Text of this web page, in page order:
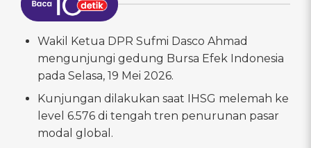
Wakil Ketua DPR Sufmi Dasco Ahmad
mengunjungi gedung Bursa Efek Indonesia
pada Selasa, 19 Mei 2026.
Kunjungan dilakukan saat IHSG melemah ke
level 6.576 di tengah tren penurunan pasar
modal global.